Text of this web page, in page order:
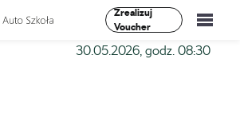
Zrealizuj
Voucher
Safe Driving I stopień –
30.05.2026, godz. 08:30